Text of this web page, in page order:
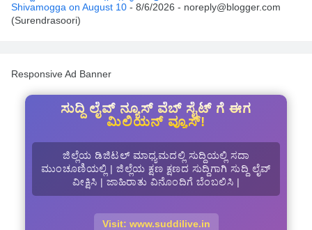
Shivamogga on August 10 - 8/6/2026 - noreply@blogger.com
(Surendrasoori)
Responsive Ad Banner
ಸುದ್ದಿ ಲೈವ್ ನ್ಯೂಸ್ ವೆಬ್ ಸೈಟ್ ಗೆ ಈಗ
ಮಿಲಿಯನ್ ವ್ಯೂಸ್!
ಜಿಲ್ಲೆಯ ಡಿಜಿಟಲ್ ಮಾಧ್ಯಮದಲ್ಲಿ ಸುದ್ದಿಯಲ್ಲಿ ಸದಾ
ಮುಂಚೂಣಿಯಲ್ಲಿ | ಜಿಲ್ಲೆಯ ಕ್ಷಣ ಕ್ಷಣದ ಸುದ್ದಿಗಾಗಿ ಸುದ್ದಿ ಲೈವ್
ವೀಕ್ಷಿಸಿ | ಜಾಹಿರಾತು ವಿನೊಂದಿಗೆ ಬೆಂಬಲಿಸಿ |
Visit: www.suddilive.in